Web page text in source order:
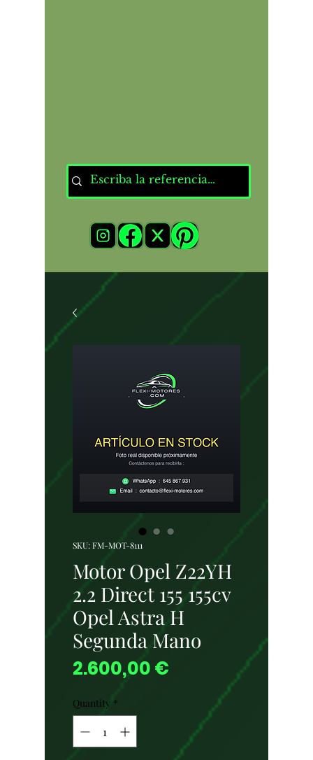
SKU: FM-MOT-8111
Motor Opel Z22YH
2.2 Direct 155 155cv
Opel Astra H
Segunda Mano
2.600,00 €
Quantity *